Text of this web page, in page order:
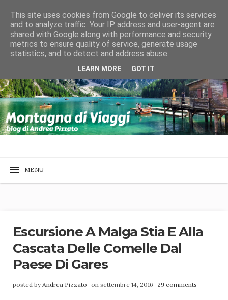
Escursione A Malga Stia E Alla
Cascata Delle Comelle Dal
Paese Di Gares
posted by Andrea Pizzato on settembre 14, 2016 29 comments
This site uses cookies from Google to deliver its services
and to analyze traffic. Your IP address and user-agent are
shared with Google along with performance and security
metrics to ensure quality of service, generate usage
statistics, and to detect and address abuse.
LEARN MORE GOT IT